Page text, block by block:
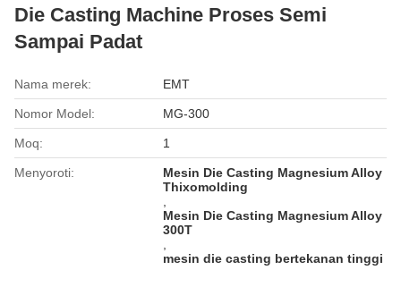
Die Casting Machine Proses Semi
Sampai Padat
Nama merek: EMT
Nomor Model: MG-300
Moq: 1
Menyoroti:
Mesin Die Casting Magnesium Alloy
Thixomolding
Mesin Die Casting Magnesium Alloy
300T
mesin die casting bertekanan tinggi